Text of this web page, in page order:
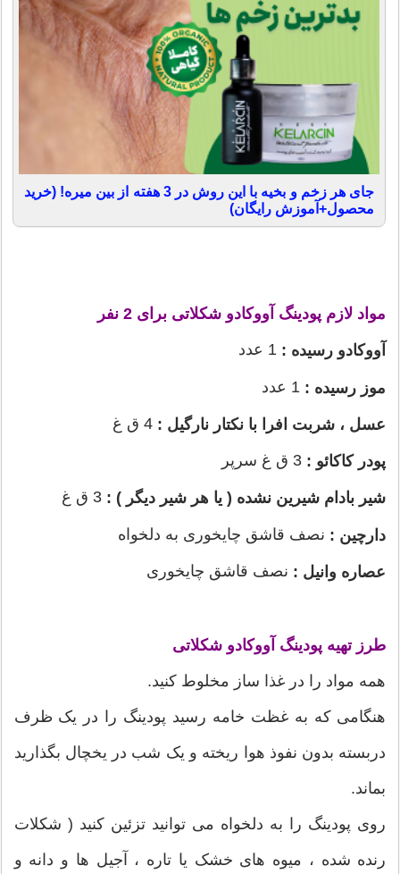
جای هر زخم و بخیه با این روش در 3 هفته از بین میره! (خرید
محصول+آموزش رایگان)
مواد لازم پودینگ آووکادو شکلاتی برای 2 نفر
آووکادو رسیده :
موز رسیده :
عسل ، شربت افرا با نکتار نارگیل :
پودر کاکائو :
شیر بادام شیرین نشده ( یا هر شیر دیگر ) : 3 ق غ
دارچین : نصف قاشق چایخوری به دلخواه
عصاره وانیل : نصف قاشق چایخوری
طرز تهیه پودینگ آووکادو شکلاتی
همه مواد را در غذا ساز مخلوط کنید.
هنگامی که به غظت خامه رسید پودینگ را در یک ظرف
دربسته بدون نفوذ هوا ریخته و یک شب در یخچال بگذارید
بماند.
روی پودینگ را به دلخواه می توانید تزئین کنید ( شکلات
رنده شده ، میوه های خشک یا تاره ، آجیل ها و دانه و